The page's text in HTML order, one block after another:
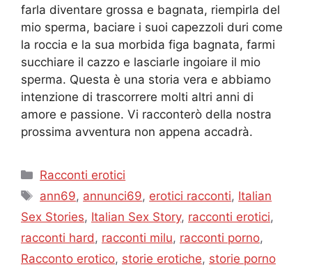
farla diventare grossa e bagnata, riempirla del
mio sperma, baciare i suoi capezzoli duri come
la roccia e la sua morbida figa bagnata, farmi
succhiare il cazzo e lasciarle ingoiare il mio
sperma. Questa è una storia vera e abbiamo
intenzione di trascorrere molti altri anni di
amore e passione. Vi racconterò della nostra
prossima avventura non appena accadrà.
Categories
Racconti erotici
Tags
ann69, annunci69, erotici racconti, Italian
Sex Stories, Italian Sex Story, racconti erotici,
racconti hard, racconti milu, racconti porno,
Racconto erotico, storie erotiche, storie porno